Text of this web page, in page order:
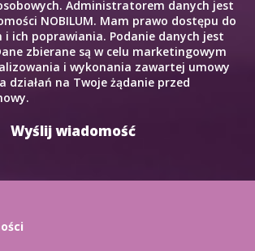
Administratorem danych jest
NOBILUM. Mam prawo dostępu do
i ich poprawiania. Podanie danych jest
zbierane są w celu marketingowym
i wykonania zawartej umowy
działań na Twoje żądanie przed